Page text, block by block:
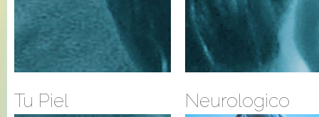
Tu Piel Neurologico